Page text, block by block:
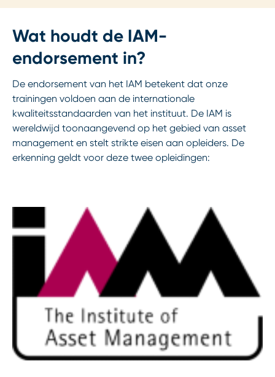
Wat houdt de IAM-
endorsement in?
De endorsement van het IAM betekent dat onze
trainingen voldoen aan de internationale
kwaliteitsstandaarden van het instituut. De IAM is
wereldwijd toonaangevend op het gebied van asset
management en stelt strikte eisen aan opleiders. De
erkenning geldt voor deze twee opleidingen: